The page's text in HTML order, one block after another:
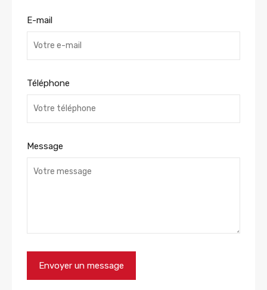
E-mail
Téléphone
Message